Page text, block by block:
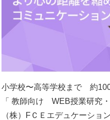
小学校〜高等学校まで 約
「 教師向け WEB授業研究
（株）FＣＥエデュケーショ